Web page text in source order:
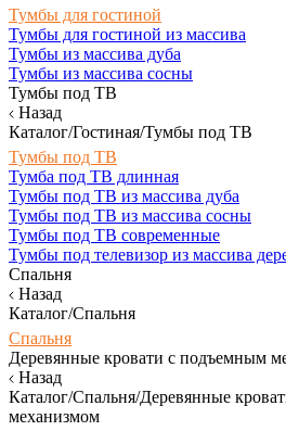
Тумбы для гостиной
Тумбы для гостиной из массива
Тумбы из массива дуба
Тумбы из массива сосны
Тумбы под ТВ
Назад
Каталог/Гостиная/Тумбы под ТВ
Тумбы под ТВ
Тумба под ТВ длинная
Тумбы под ТВ из массива дуба
Тумбы под ТВ из массива сосны
Тумбы под ТВ современные
Тумбы под телевизор из массива
Спальня
Назад
Каталог/Спальня
Спальня
Деревянные кровати с подъемным
Назад
Каталог/Спальня/Деревянные
механизмом